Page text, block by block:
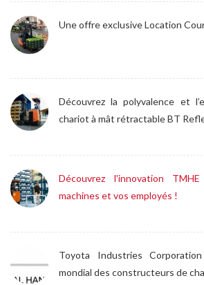
Une offre exclusive Location
Découvrez la polyvalence et
chariot à mât rétractable BT
Découvrez l'innovation
machines et vos employés !
Toyota Industries
mondial des constructeurs de